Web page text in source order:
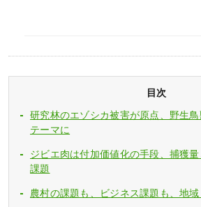
目次
研究林のエゾシカ被害が原点、野生
テーマに
ジビエ肉は付加価値化の手段、捕獲
課題
農村の課題も、ビジネス課題も、地